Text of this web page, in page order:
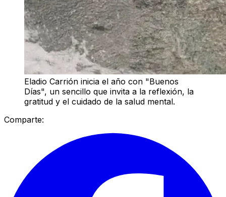
Eladio Carrión inicia el año con "Buenos
Días", un sencillo que invita a la reflexión, la
gratitud y el cuidado de la salud mental.
Comparte: